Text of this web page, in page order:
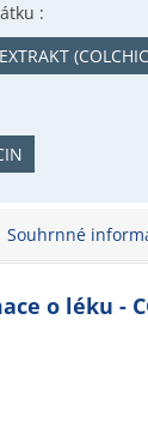
:
Souhrnné
o léku -